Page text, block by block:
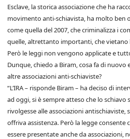
Esclave, la storica associazione che ha
movimento anti-schiavista, ha molto ben
come quella del 2007, che criminalizza i
quelle, altrettanto importanti, che
Però le leggi non vengono applicate e
Dunque, chiedo a Biram, cosa fa di nuovo
altre associazioni anti-schiaviste?
“L’IRA – risponde Biram – ha deciso di
ad oggi, si è sempre atteso che lo schiavo
rivolgesse alle associazioni antischiaviste,
offriva assistenza. Però la legge consente
essere presentate anche da associazioni,